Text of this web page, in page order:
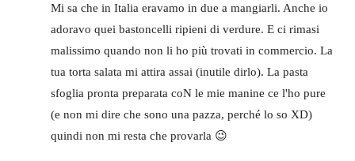
Mi sa che in Italia eravamo in due a mangiarli. Anche io
adoravo quei bastoncelli ripieni di verdure. E ci rimasi
malissimo quando non li ho più trovati in commercio. La
tua torta salata mi attira assai (inutile dirlo). La pasta
sfoglia pronta preparata coN le mie manine ce l'ho pure
(e non mi dire che sono una pazza, perché lo so XD)
quindi non mi resta che provarla 😉